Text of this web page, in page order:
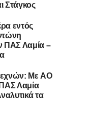
Στάγκος
εντός
ΠΑΣ Λαμία –
Με AO
Λαμία
τα